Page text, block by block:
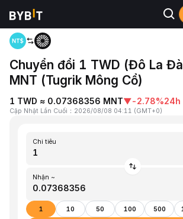
Trang chủ
Chuyển đổi 1 TWD (Đô La
MNT (Tugrik Mông Cổ)
1 TWD ≈ 0.07368356 MNT▼-2.78%24h
Cập Nhật Lần Cuối ： 2026/08/08 04:11 (GMT+0)
Chi tiêu
Nhận ~
1 10 50 100 500